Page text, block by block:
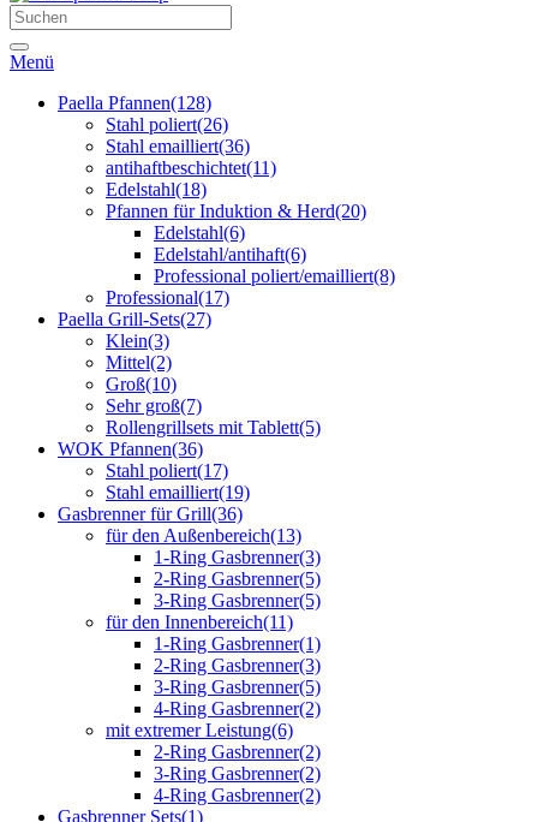
Menü
Paella Pfannen(128)
Stahl poliert(26)
Stahl emailliert(36)
antihaftbeschichtet(11)
Edelstahl(18)
Pfannen für Induktion & Herd(20)
Edelstahl(6)
Edelstahl/antihaft(6)
Professional poliert/emailliert(8)
Professional(17)
Paella Grill-Sets(27)
Klein(3)
Mittel(2)
Groß(10)
Sehr groß(7)
Rollengrillsets mit Tablett(5)
WOK Pfannen(36)
Stahl poliert(17)
Stahl emailliert(19)
Gasbrenner für Grill(36)
für den Außenbereich(13)
1-Ring Gasbrenner(3)
2-Ring Gasbrenner(5)
3-Ring Gasbrenner(5)
für den Innenbereich(11)
1-Ring Gasbrenner(1)
2-Ring Gasbrenner(3)
3-Ring Gasbrenner(5)
4-Ring Gasbrenner(2)
mit extremer Leistung(6)
2-Ring Gasbrenner(2)
3-Ring Gasbrenner(2)
4-Ring Gasbrenner(2)
Gasbrenner Sets(1)